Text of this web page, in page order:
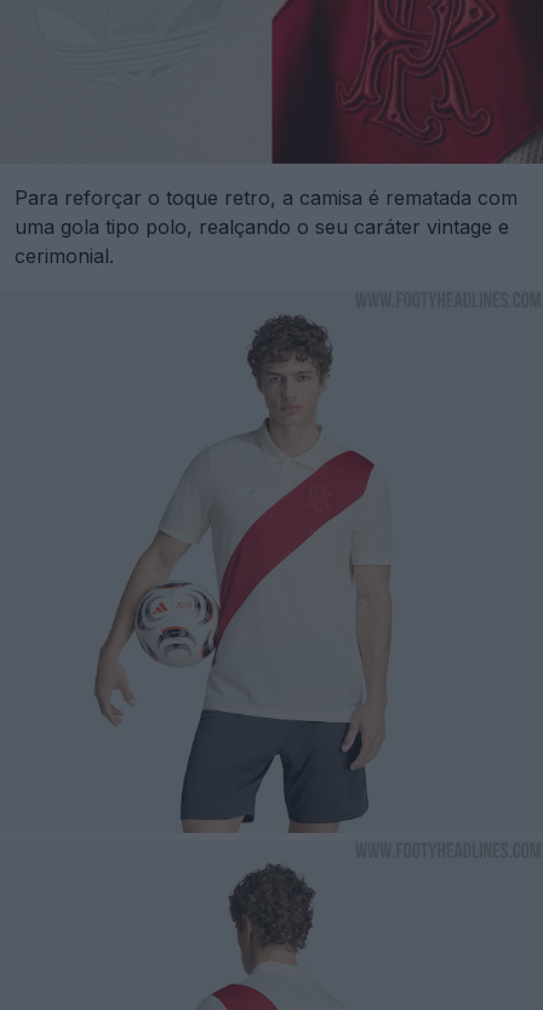
Para reforçar o toque retro, a camisa é rematada com
uma gola tipo polo, realçando o seu caráter vintage e
cerimonial.